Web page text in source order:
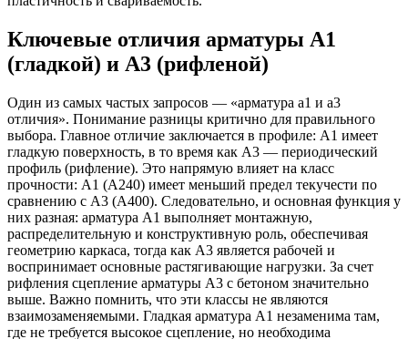
Ключевые отличия арматуры А1
(гладкой) и А3 (рифленой)
Один из самых частых запросов — «арматура а1 и а3
отличия». Понимание разницы критично для правильного
выбора. Главное отличие заключается в профиле: А1 имеет
гладкую поверхность, в то время как А3 — периодический
профиль (рифление). Это напрямую влияет на класс
прочности: А1 (А240) имеет меньший предел текучести по
сравнению с А3 (А400). Следовательно, и основная функция у
них разная: арматура А1 выполняет монтажную,
распределительную и конструктивную роль, обеспечивая
геометрию каркаса, тогда как А3 является рабочей и
воспринимает основные растягивающие нагрузки. За счет
рифления сцепление арматуры А3 с бетоном значительно
выше. Важно помнить, что эти классы не являются
взаимозаменяемыми. Гладкая арматура А1 незаменима там,
где не требуется высокое сцепление, но необходима